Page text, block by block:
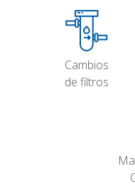
Cambios
de filtros